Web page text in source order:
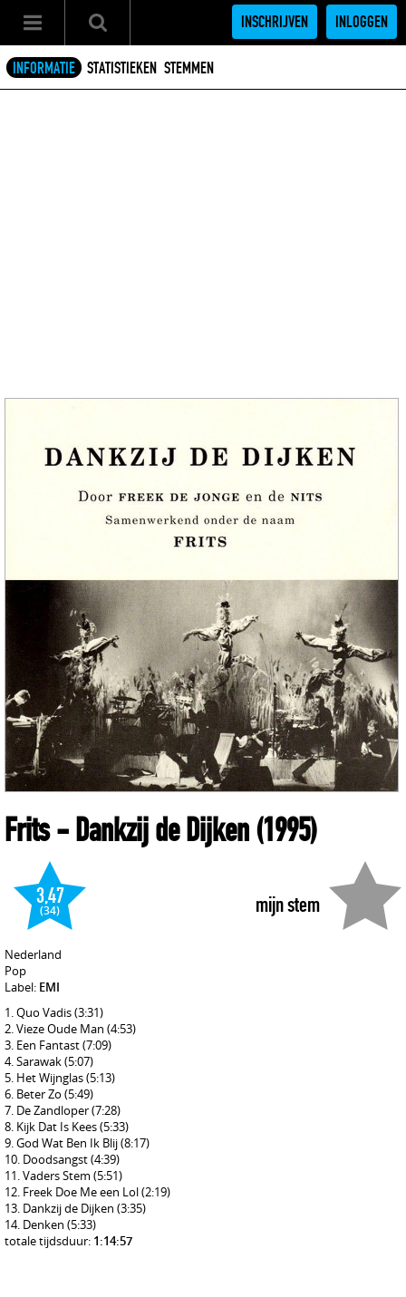
INSCHRIJVEN INLOGGEN
INFORMATIE STATISTIEKEN STEMMEN
Frits- Dankzij de Dijken(1995)
mijn stem
3,47
(34)
Nederland
Pop
Label: EMI
Quo Vadis(3:31)
Vieze Oude Man (4:53)
Een Fantast(7:09)
Sarawak(5:07)
Het Wijnglas(5:13)
Beter Zo (5:49)
De Zandloper(7:28)
Kijk Dat Is Kees(5:33)
God Wat Ben Ik Blij(8:17)
Doodsangst(4:39)
Vaders Stem (5:51)
Freek Doe Me een Lol(2:19)
Dankzij de Dijken (3:35)
Denken (5:33)
totale tijdsduur: 1:14:57